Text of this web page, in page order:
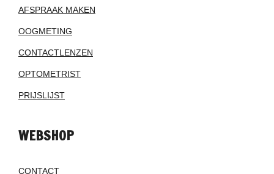
AFSPRAAK MAKEN
OOGMETING
CONTACTLENZEN
OPTOMETRIST
PRIJSLIJST
WEBSHOP
CONTACT